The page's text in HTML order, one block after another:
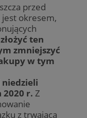
przed
jest okresem,
ten
zmniejszyć
w tym
r. Z
z trwającą